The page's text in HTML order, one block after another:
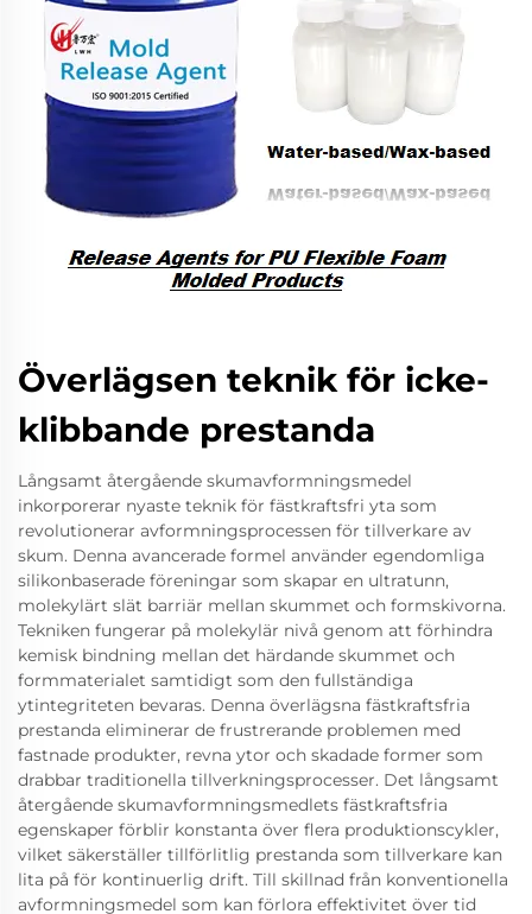
Överlägsen teknik för icke-
klibbande prestanda
Långsamt återgående skumavformningsmedel
inkorporerar nyaste teknik för fästkraftsfri yta som
revolutionerar avformningsprocessen för tillverkare av
skum. Denna avancerade formel använder egendomliga
silikonbaserade föreningar som skapar en ultratunn,
molekylärt slät barriär mellan skummet och formskivorna.
Tekniken fungerar på molekylär nivå genom att förhindra
kemisk bindning mellan det härdande skummet och
formmaterialet samtidigt som den fullständiga
ytintegriteten bevaras. Denna överlägsna fästkraftsfria
prestanda eliminerar de frustrerande problemen med
fastnade produkter, revna ytor och skadade former som
drabbar traditionella tillverkningsprocesser. Det långsamt
återgående skumavformningsmedlets fästkraftsfria
egenskaper förblir konstanta över flera produktionscykler,
vilket säkerställer tillförlitlig prestanda som tillverkare kan
lita på för kontinuerlig drift. Till skillnad från konventionella
avformningsmedel som kan förlora effektivitet över tid